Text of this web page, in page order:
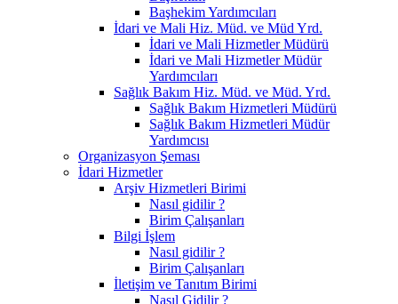
Başhekim Yardımcıları
İdari ve Mali Hiz. Müd. ve Müd Yrd.
İdari ve Mali Hizmetler Müdürü
İdari ve Mali Hizmetler Müdür
Yardımcıları
Sağlık Bakım Hiz. Müd. ve Müd. Yrd.
Sağlık Bakım Hizmetleri Müdürü
Sağlık Bakım Hizmetleri Müdür
Yardımcısı
Organizasyon Şeması
İdari Hizmetler
Arşiv Hizmetleri Birimi
Nasıl gidilir ?
Birim Çalışanları
Bilgi İşlem
Nasıl gidilir ?
Birim Çalışanları
İletişim ve Tanıtım Birimi
Nasıl Gidilir ?